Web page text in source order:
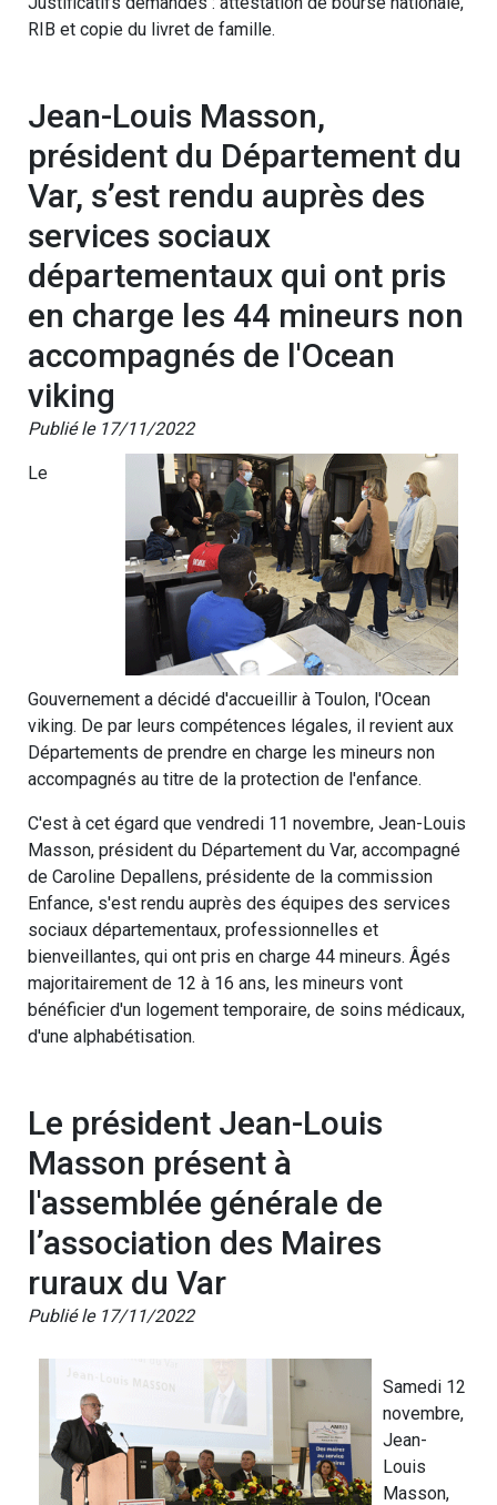
RIB et copie du livret de famille.
Jean-Louis Masson,
président du Département du
Var, s’est rendu auprès des
services sociaux
départementaux qui ont pris
en charge les 44 mineurs non
accompagnés de l'Ocean
viking
Publié le 17/11/2022
Le
Gouvernement a décidé d'accueillir à Toulon, l'Ocean
viking. De par leurs compétences légales, il revient aux
Départements de prendre en charge les mineurs non
accompagnés au titre de la protection de l'enfance.
C'est à cet égard que vendredi 11 novembre, Jean-Louis
Masson, président du Département du Var, accompagné
de Caroline Depallens, présidente de la commission
Enfance, s'est rendu auprès des équipes des services
sociaux départementaux, professionnelles et
bienveillantes, qui ont pris en charge 44 mineurs. Âgés
majoritairement de 12 à 16 ans, les mineurs vont
bénéficier d'un logement temporaire, de soins médicaux,
d'une alphabétisation.
Le président Jean-Louis
Masson présent à
l'assemblée générale de
l’association des Maires
ruraux du Var
Publié le 17/11/2022
Samedi 12
novembre,
Jean-
Louis
Masson,